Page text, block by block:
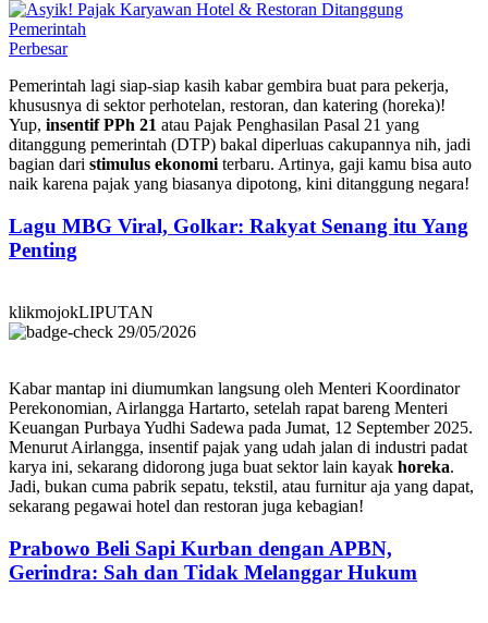
Perbesar
Pemerintah lagi siap-siap kasih kabar gembira buat para pekerja,
khususnya di sektor perhotelan, restoran, dan katering (horeka)!
Yup, insentif PPh 21 atau Pajak Penghasilan Pasal 21 yang
ditanggung pemerintah (DTP) bakal diperluas cakupannya nih, jadi
bagian dari stimulus ekonomiterbaru. Artinya, gaji kamu bisa auto
naik karena pajak yang biasanya dipotong, kini ditanggung negara!
Lagu MBG Viral, Golkar: Rakyat Senang itu Yang
Penting
klikmojokLIPUTAN
29/05/2026
Kabar mantap ini diumumkan langsung oleh Menteri Koordinator
Perekonomian, Airlangga Hartarto, setelah rapat bareng Menteri
Keuangan Purbaya Yudhi Sadewa pada Jumat, 12 September 2025.
Menurut Airlangga, insentif pajak yang udah jalan di industri padat
karya ini, sekarang didorong juga buat sektor lain kayak horeka.
Jadi, bukan cuma pabrik sepatu, tekstil, atau furnitur aja yang dapat,
sekarang pegawai hotel dan restoran juga kebagian!
Prabowo Beli Sapi Kurban dengan APBN,
Gerindra: Sah dan Tidak Melanggar Hukum